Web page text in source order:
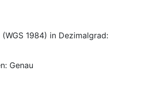
1984) in Dezimalgrad:
Genau